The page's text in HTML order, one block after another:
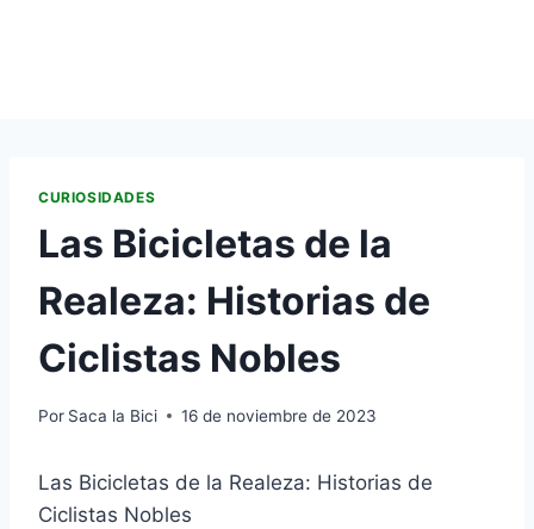
CURIOSIDADES
Las Bicicletas de la
Realeza: Historias de
Ciclistas Nobles
Por Saca la Bici 16 de noviembre de 2023
Las Bicicletas de la Realeza: Historias de
Ciclistas Nobles